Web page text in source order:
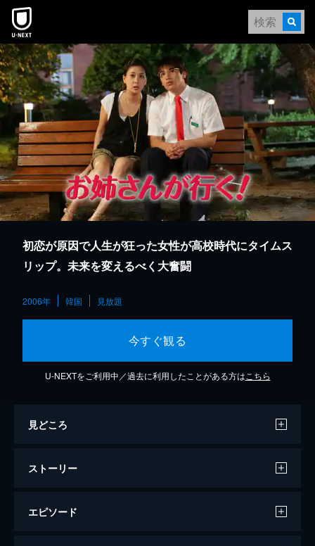
本文へスキップ
初恋が原因で人生が狂った女性が高校時代にタイムス
リップ。未来を変えるべく大奮闘
2006年 韓国 見放題
今すぐ観る
U-NEXTをご利用中／過去に利用したことがある方は こちら
見どころ
ストーリー
エピソード